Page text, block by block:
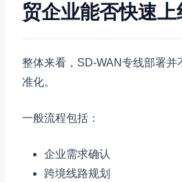
贸企业能否快速上
整体来看，SD-WAN专线部署并
准化。
一般流程包括：
企业需求确认
跨境线路规划